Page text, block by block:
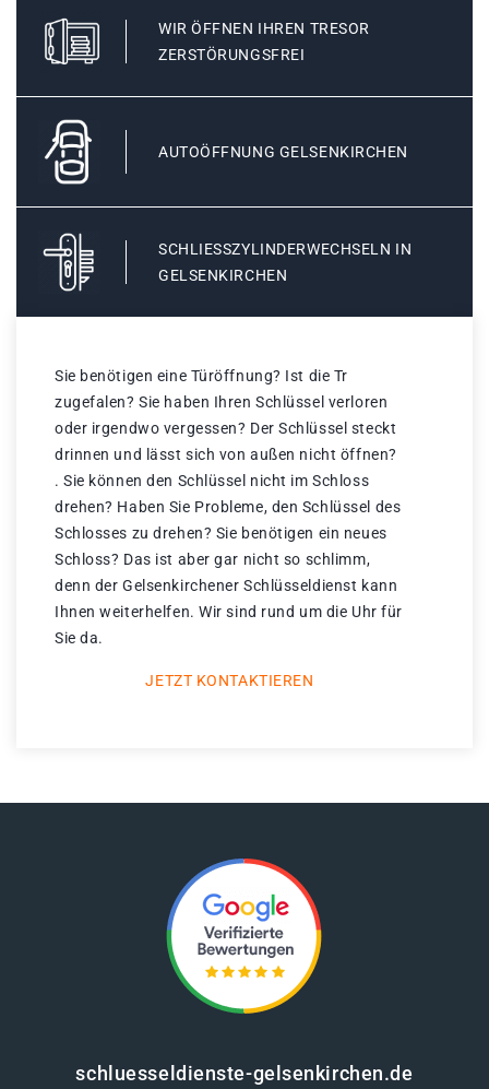
WIR ÖFFNEN IHREN TRESOR
ZERSTÖRUNGSFREI
AUTOÖFFNUNG GELSENKIRCHEN
SCHLIESSZYLINDERWECHSELN IN G
ELSENKIRCHEN
Sie benötigen eine Türöffnung? Ist die Tr
zugefalen? Sie haben Ihren Schlüssel verloren
oder irgendwo vergessen? Der Schlüssel steckt
drinnen und lässt sich von außen nicht öffnen?
. Sie können den Schlüssel nicht im Schloss
drehen? Haben Sie Probleme, den Schlüssel des
Schlosses zu drehen? Sie benötigen ein neues
Schloss? Das ist aber gar nicht so schlimm,
denn der Gelsenkirchener Schlüsseldienst kann
Ihnen weiterhelfen. Wir sind rund um die Uhr für
Sie da.
JETZT KONTAKTIEREN
schluesseldienste-gelsenkirchen.de